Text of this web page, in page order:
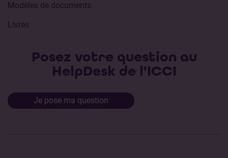
Modèles de documents
Livres
Posez votre question au
HelpDesk de l'ICCI
Je pose ma question